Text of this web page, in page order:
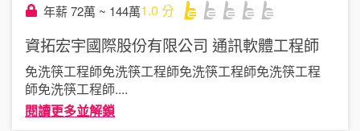
年薪 72萬 ~ 144萬1.0 分
資拓宏宇國際股份有限公司 通訊軟體工程師
免洗筷工程師免洗筷工程師免洗筷工程師免洗筷工程
師免洗筷工程師....
閱讀更多並解鎖